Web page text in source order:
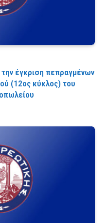
έγκριση πεπραγμένων
(12ος κύκλος) του